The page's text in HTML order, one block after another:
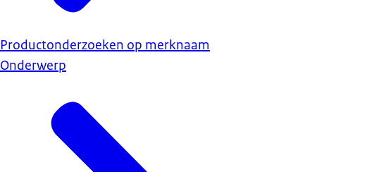
Productonderzoeken op merknaam
Onderwerp